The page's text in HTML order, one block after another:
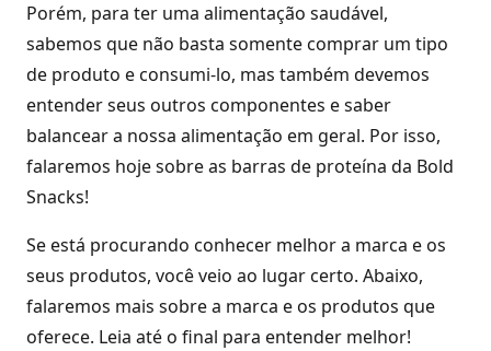
Porém, para ter uma alimentação saudável,
sabemos que não basta somente comprar um tipo
de produto e consumi-lo, mas também devemos
entender seus outros componentes e saber
balancear a nossa alimentação em geral. Por isso,
falaremos hoje sobre as barras de proteína da Bold
Snacks!
Se está procurando conhecer melhor a marca e os
seus produtos, você veio ao lugar certo. Abaixo,
falaremos mais sobre a marca e os produtos que
oferece. Leia até o final para entender melhor!